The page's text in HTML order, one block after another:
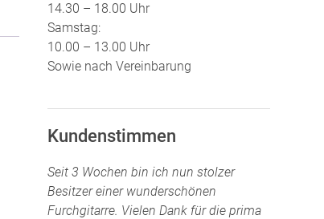
14.30 – 18.00 Uhr
Samstag:
10.00 – 13.00 Uhr
Sowie nach Vereinbarung
Kundenstimmen
Seit 3 Wochen bin ich nun stolzer
Besitzer einer wunderschönen
Furchgitarre. Vielen Dank für die prima